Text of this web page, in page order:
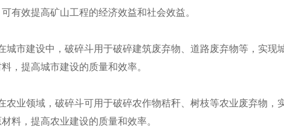
有效提高矿山工程的经济效益和社会效益。
城市建设中，破碎斗用于破碎建筑废弃物、道路废弃物等，实
，提高城市建设的质量和效率。
农业领域，破碎斗可用于破碎农作物秸秆、树枝等农业废弃物，
料，提高农业建设的质量和效率。